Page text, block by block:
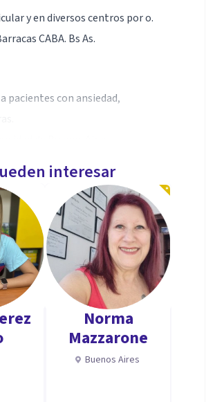
y en diversos centros por o.
CABA. Bs As.
pacientes con ansiedad,
de Buenos Aires
interesar
Norma
Mazzarone
Buenos Aires